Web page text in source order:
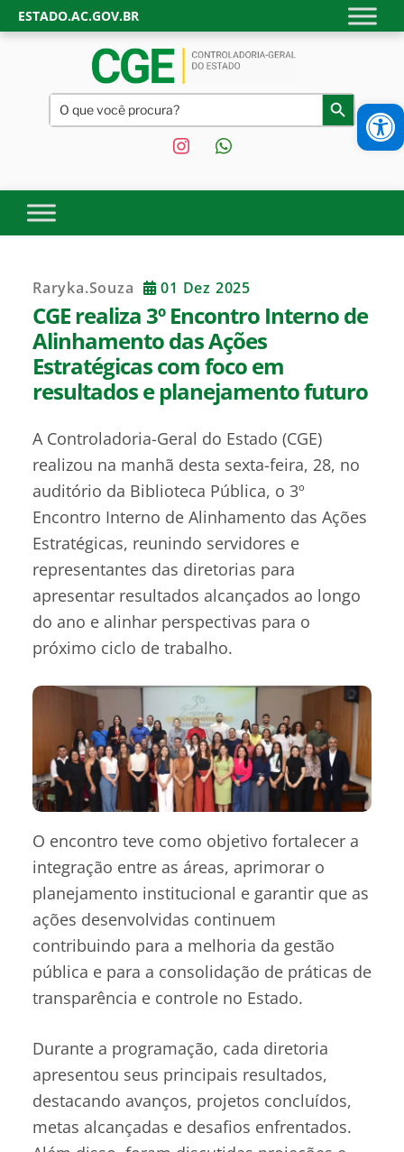
Skip
to
ESTADO.AC.GOV.BR
CONTROLADORIA-GERAL
DO ESTADO DO ACRE |
GOVERNO DO ESTADO DO
Site oficial da Controladoria-Geral do Estado do Acre.
Transparência, controle interno e fiscalização do Governo do
Estado do Acre.
Search
for: Search Button
instagramwhatsapp
Raryka.souza 01 Dez 2025
CGE realiza 3º Encontro Interno de
Alinhamento das Ações
Estratégicas com foco em
resultados e planejamento futuro
A Controladoria-Geral do Estado (CGE)
realizou na manhã desta sexta-feira, 28, no
auditório da Biblioteca Pública, o 3º
Encontro Interno de Alinhamento das Ações
Estratégicas, reunindo servidores e
representantes das diretorias para
apresentar resultados alcançados ao longo
do ano e alinhar perspectivas para o
próximo ciclo de trabalho.
O encontro teve como objetivo fortalecer a
integração entre as áreas, aprimorar o
planejamento institucional e garantir que as
ações desenvolvidas continuem
contribuindo para a melhoria da gestão
pública e para a consolidação de práticas de
transparência e controle no Estado.
Durante a programação, cada diretoria
apresentou seus principais resultados,
destacando avanços, projetos concluídos,
metas alcançadas e desafios enfrentados.